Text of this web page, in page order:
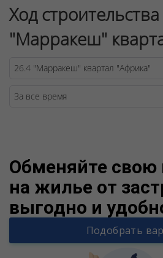
Ход
"Марракеш"
Обменяйте свою
на жилье от
выгодно и
Подобрать